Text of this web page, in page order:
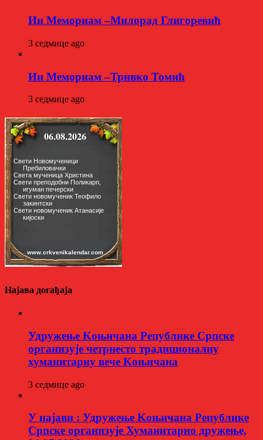
Ин Мемориам –Милорад Глигоревић
3 седмице ago
Ин Мемориам –Тривко Томић
3 седмице ago
Најава догађаја
Удружење Kоњичана Републике Српске
организује четрнесто традиционалну
хуманитарну вече Kоњичана
3 седмице ago
У најави : Удружење Kоњичана Републике
Српске организује Хуманитарно дружење,